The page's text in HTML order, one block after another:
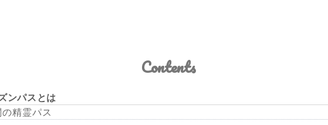
Contents
ンパスとは
精霊パス